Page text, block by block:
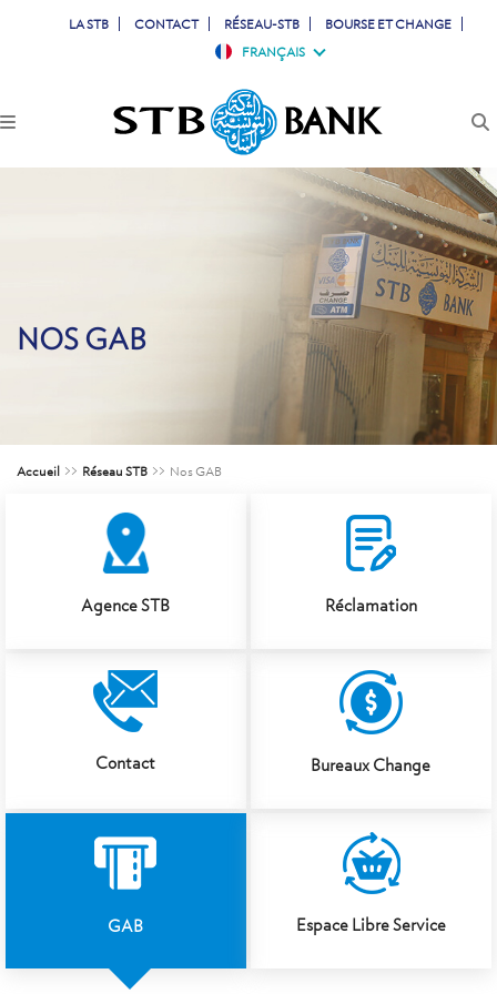
TUNISIENS À L'ETRANGER
LA STB CONTACT RÉSEAU-STB
BOURSE ET CHANGE
FRANÇAIS
NOS GAB
Accueil >> Réseau STB >> Nos GAB
Agence STB Réclamation
Contact Bureaux Change
GAB Espace Libre Service